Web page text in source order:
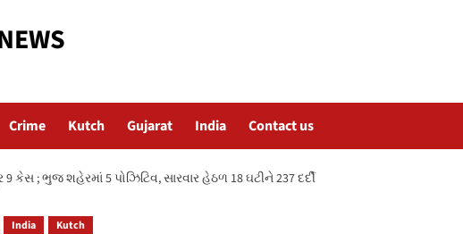
Crime Kutch Gujarat India Contact us
9 કેસ ; ભુજ શહેરમાં 5 પોઝિટિવ, સારવાર હેઠળ 18 ઘટીને 237 દર્દી
India Kutch